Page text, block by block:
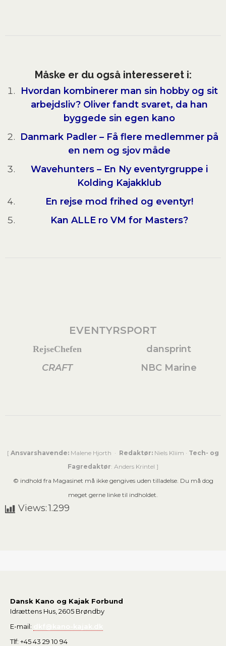
Måske er du også interesseret i:
Hvordan kombinerer man sin hobby og sit
arbejdsliv? Oliver fandt svaret, da han
byggede sin egen kano
Danmark Padler – Få flere medlemmer på
en nem og sjov måde
Wavehunters – En Ny eventyrgruppe i
Kolding Kajakklub
En rejse mod frihed og eventyr!
Kan ALLE ro VM for Masters?
EVENTYRSPORT
RejseChefen
dansprint
CRAFT
NBC Marine
[ Ansvarshavende: Malene Hjorth · Redaktør: Niels Kliim · Tech- og
Fagredaktør: Anders Krintel ]
© indhold fra Magasinet må ikke gengives uden tilladelse. Du må dog
meget gerne linke til indholdet.
Views:1.299
Dansk Kano og Kajak Forbund
Idrættens Hus, 2605 Brøndby
E-mail:
Tlf: +45 43 29 10 94